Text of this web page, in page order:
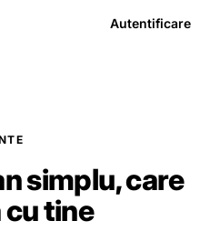
Autentificare
simplu, care
tine